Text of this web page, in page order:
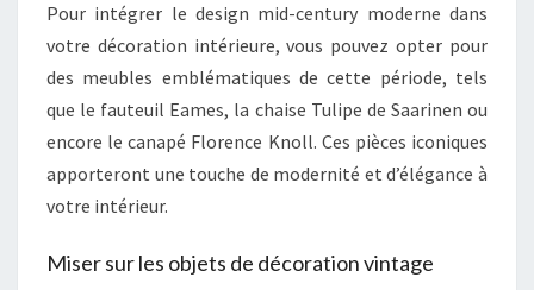
Pour intégrer le design mid-century moderne dans
votre décoration intérieure, vous pouvez opter pour
des meubles emblématiques de cette période, tels
que le fauteuil Eames, la chaise Tulipe de Saarinen ou
encore le canapé Florence Knoll. Ces pièces iconiques
apporteront une touche de modernité et d’élégance à
votre intérieur.
Miser sur les objets de décoration vintage